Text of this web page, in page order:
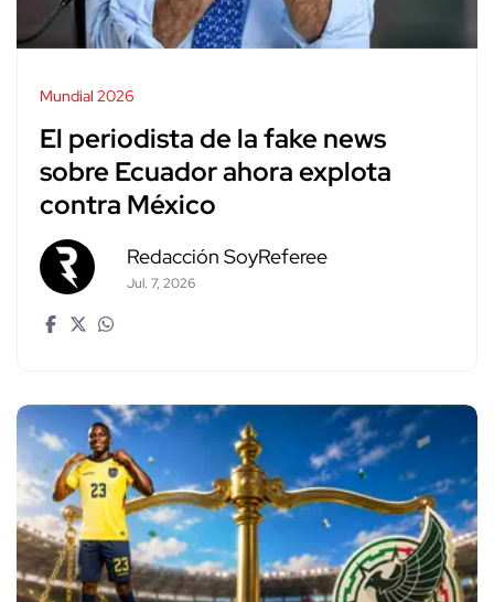
Mundial 2026
El periodista de la fake news
sobre Ecuador ahora explota
contra México
Redacción SoyReferee
Jul. 7, 2026